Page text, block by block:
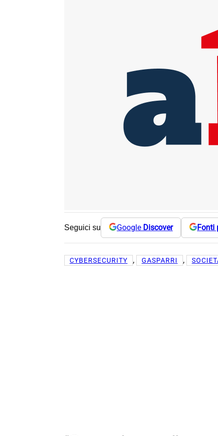
Seguici su Google Discover Fonti
CYBERSECURITY , GASPARRI ,